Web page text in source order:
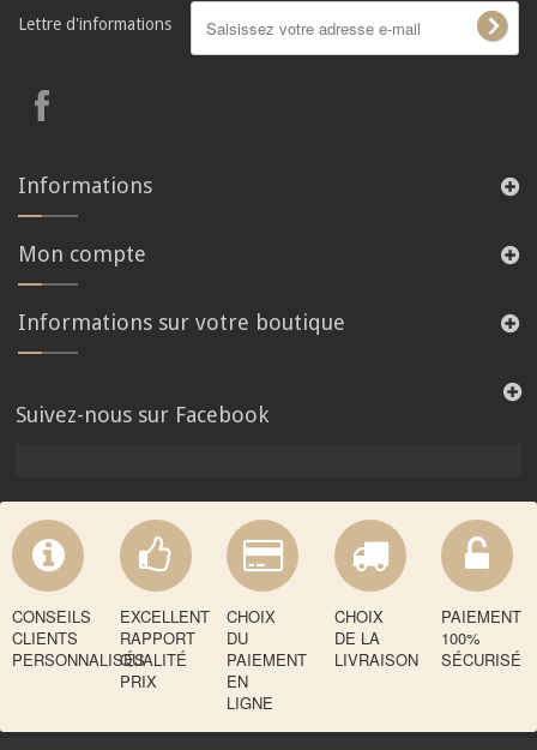
Lettre d'informations
Informations
Mon compte
Informations sur votre boutique
Suivez-nous sur Facebook
CONSEILS
CLIENTS
PERSONNALISÉS
EXCELLENT
RAPPORT
QUALITÉ
PRIX
CHOIX
DU
PAIEMENT
EN
LIGNE
CHOIX
DE LA
LIVRAISON
PAIEMENT
100%
SÉCURISÉ